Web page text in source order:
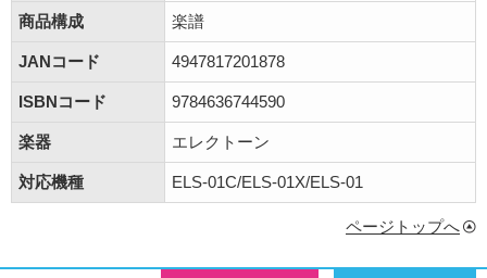
商品構成 楽譜
JANコード 4947817201878
ISBNコード 9784636744590
楽器 エレクトーン
対応機種 ELS-01C/ELS-01X/ELS-01
ページトップへ